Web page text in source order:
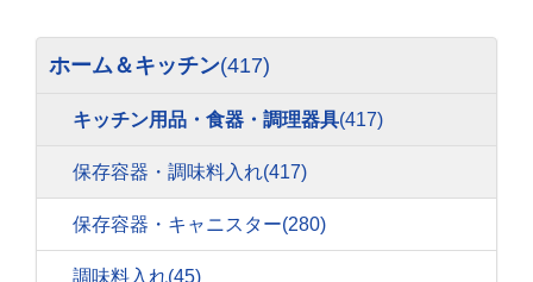
ホーム＆キッチン(417)
キッチン用品・食器・調理器具(417)
保存容器・調味料入れ(417)
保存容器・キャニスター(280)
調味料入れ(45)